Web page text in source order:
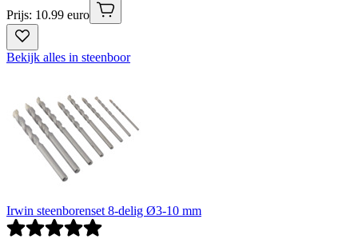
Prijs: 10.99 euro
Bekijk alles in steenboor
Irwin steenborenset 8-delig Ø3-10 mm